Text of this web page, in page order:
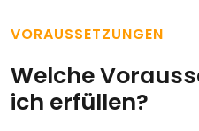
VORAUSSETZUNGEN
Welche
ich erfüllen?